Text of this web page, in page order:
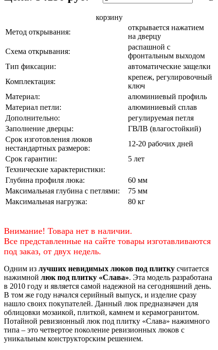
корзину
Метод открывания:
открывается нажатием
на дверцу
Схема открывания:
распашной с
фронтальным выходом
Тип фиксации:
автоматические защелки
Комплектация:
крепеж, регулировочный
ключ
Материал:
алюминиевый профиль
Материал петли:
алюминиевый сплав
Дополнительно:
регулируемая петля
Заполнение дверцы:
ГВЛВ (влагостойкий)
Срок изготовления люков
нестандартных размеров:
12-20 рабочих дней
Срок гарантии:
5 лет
Технические характеристики:
Глубина профиля люка:
60 мм
Максимальная глубина с петлями:
75 мм
Максимальная нагрузка:
80 кг
Внимание! Товара нет в наличии.
Все представленные на сайте товары изготавливаются
под заказ, от двух недель.
Одним из лучших невидимых люков под плитку считается
нажимной люк под плитку «Слава». Эта модель разработана
в 2010 году и является самой надежной на сегодняшний день.
В том же году начался серийный выпуск, и изделие сразу
нашло своих покупателей. Данный люк предназначен для
облицовки мозаикой, плиткой, камнем и керамогранитом.
Потайной ревизионный люк под плитку «Слава» нажимного
типа – это четвертое поколение ревизионных люков с
уникальным конструкторским решением.